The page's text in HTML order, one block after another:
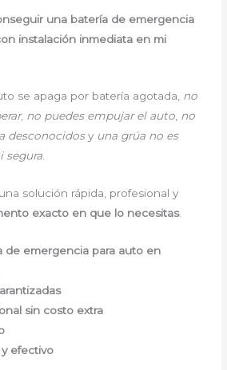
una batería de emergencia
instalación inmediata en mi
se apaga por batería agotada, no
, no puedes empujar el auto, no
desconocidosy una grúa no es
segura.
solución rápida, profesional y
exacto en que lo necesitas.
de emergencia para auto en
sin costo extra
efectivo